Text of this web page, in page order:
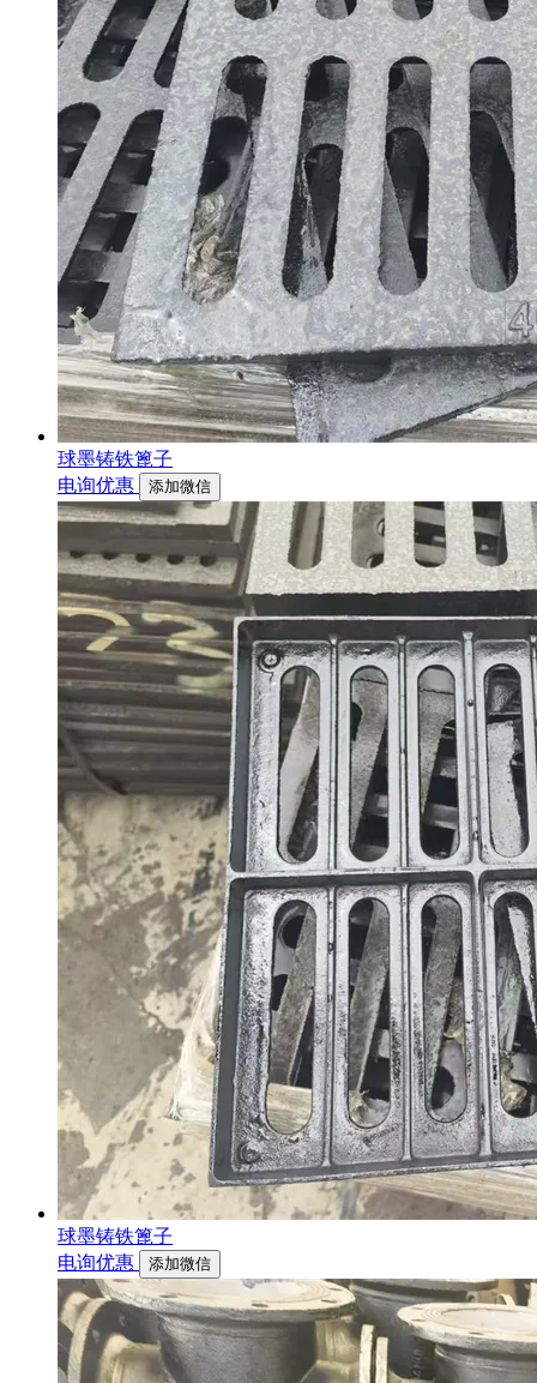
球墨铸铁篦子
电询优惠
添加微信
球墨铸铁篦子
电询优惠
添加微信